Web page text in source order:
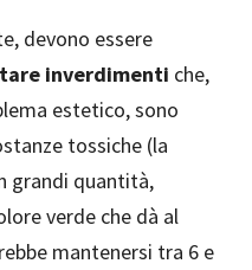
devono essere
inverdimenti che,
estetico, sono
tossiche (la
grandi quantità,
verde che dà al
mantenersi tra 6 e